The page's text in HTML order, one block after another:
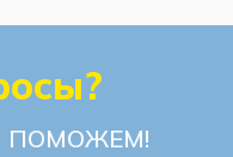
ПОМОЖЕМ!